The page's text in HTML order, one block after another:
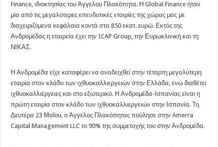
Finance, ιδιοκτησίας του Άγγελου Πλακόπητα. Η Global Finance ήταν
μία από τις μεγαλύτερες επενδυτικές εταιρίες της χώρας μας με
διαχειριζόμενα κεφάλαια κοντά στα 850 εκατ. ευρώ. Εκτός της
Ανδρομέδας η εταιρεία έχει την ICAP Group, την Ευρωκλινική και τη
ΝΙΚΑΣ.
Η Ανδρομέδα είχε καταφέρει να αναδειχθεί στην τέταρτη μεγαλύτερη
εταιρία στον κλάδο των ιχθυοκαλλιεργειών στην Ελλάδα, ενώ διαθέτει
ιχθυοκαλλιέργειες και στο εξωτερικό. Η Ανδρομέδα-Ισπανίας είναι η
πρώτη εταιρία στον κλάδο των ιχθυοκαλλιεργειών στην Ισπανία. Τη
Δευτέρα 23 Μαΐου, ο Άγγελος Πλακόπητας πούλησε στην Amerra
Capital Management LLC το 90% της συμμετοχής του στην Ανδρομέδα.